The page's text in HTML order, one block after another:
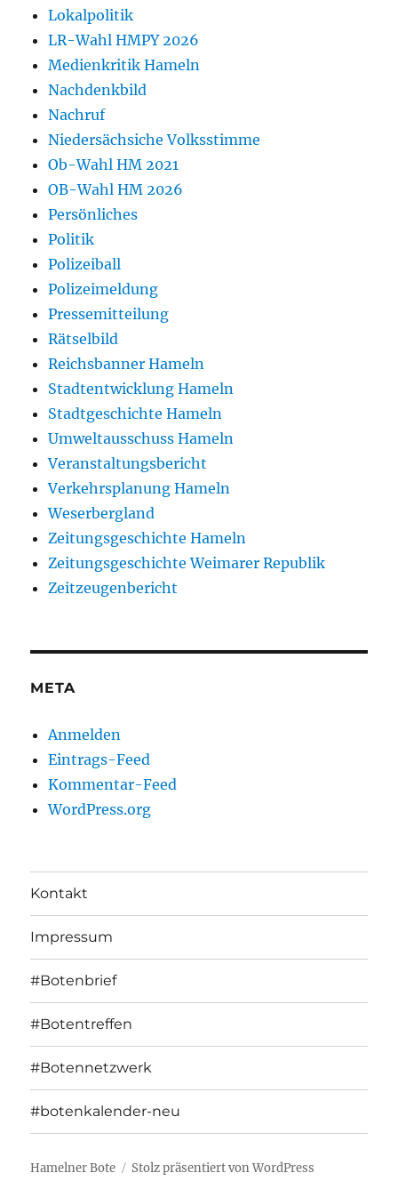
Lokalpolitik
LR-Wahl HMPY 2026
Medienkritik Hameln
Nachdenkbild
Nachruf
Niedersächsiche Volksstimme
Ob-Wahl HM 2021
OB-Wahl HM 2026
Persönliches
Politik
Polizeiball
Polizeimeldung
Pressemitteilung
Rätselbild
Reichsbanner Hameln
Stadtentwicklung Hameln
Stadtgeschichte Hameln
Umweltausschuss Hameln
Veranstaltungsbericht
Verkehrsplanung Hameln
Weserbergland
Zeitungsgeschichte Hameln
Zeitungsgeschichte Weimarer Republik
Zeitzeugenbericht
META
Anmelden
Eintrags-Feed
Kommentar-Feed
WordPress.org
Kontakt
Impressum
#Botenbrief
#Botentreffen
#Botennetzwerk
#botenkalender-neu
Hamelner Bote Stolz präsentiert von WordPress